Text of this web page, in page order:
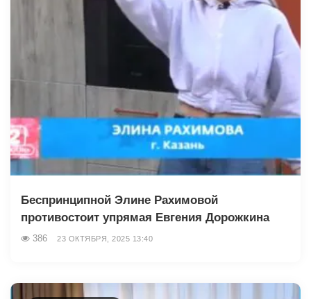
Беспринципной Элине Рахимовой
противостоит упрямая Евгения Дорожкина
386 23 ОКТЯБРЯ, 2025 13:40